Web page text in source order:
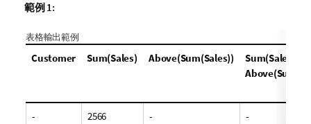
範例 1:
表格輸出範例
Customer Sum(Sales) Above(Sum(Sales))
Sum(Sales) +
- 2566 - -